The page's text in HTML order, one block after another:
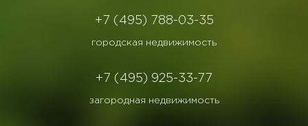
+7 (495) 788-03-35
городская недвижимость
+7 (495) 925-33-77
загородная недвижимость